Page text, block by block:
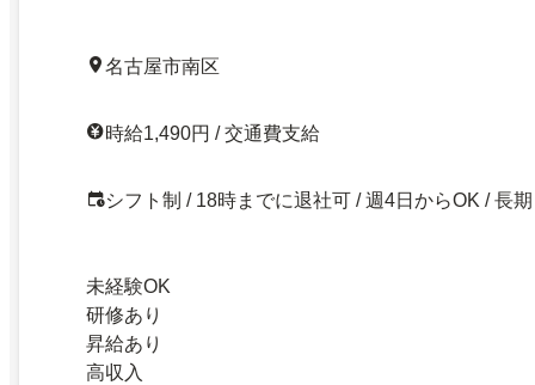
名古屋市南区
時給1,490円 / 交通費支給
シフト制 / 18時までに退社可 / 週4日からOK / 長期
未経験OK
研修あり
昇給あり
高収入